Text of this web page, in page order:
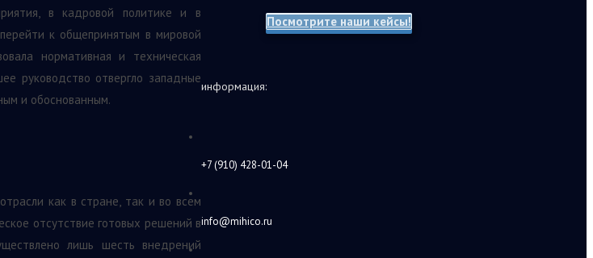
в кадровой политике и в
к общепринятым в мировой
нормативная и техническая
руководство отвергло западные
и обоснованным.
как в стране, так и во всем
отсутствие готовых решений в
лишь шесть внедрений
Посмотрите наши кейсы!
информация:
+7 (910) 428-01-04
info@mihico.ru